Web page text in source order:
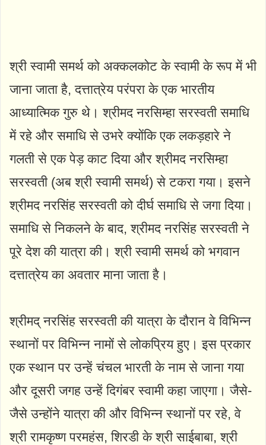
श्री स्वामी समर्थ को अक्कलकोट के स्वामी के रूप में भी
जाना जाता है, दत्तात्रेय परंपरा के एक भारतीय
आध्यात्मिक गुरु थे। श्रीमद नरसिम्हा सरस्वती समाधि
में रहे और समाधि से उभरे क्योंकि एक लकड़हारे ने
गलती से एक पेड़ काट दिया और श्रीमद नरसिम्हा
सरस्वती (अब श्री स्वामी समर्थ) से टकरा गया। इसने
श्रीमद नरसिंह सरस्वती को दीर्घ समाधि से जगा दिया।
समाधि से निकलने के बाद, श्रीमद नरसिंह सरस्वती ने
पूरे देश की यात्रा की। श्री स्वामी समर्थ को भगवान
दत्तात्रेय का अवतार माना जाता है।
श्रीमद् नरसिंह सरस्वती की यात्रा के दौरान वे विभिन्न
स्थानों पर विभिन्न नामों से लोकप्रिय हुए। इस प्रकार
एक स्थान पर उन्हें चंचल भारती के नाम से जाना गया
और दूसरी जगह उन्हें दिगंबर स्वामी कहा जाएगा। जैसे-
जैसे उन्होंने यात्रा की और विभिन्न स्थानों पर रहे, वे
श्री रामकृष्ण परमहंस, शिरडी के श्री साईबाबा, श्री